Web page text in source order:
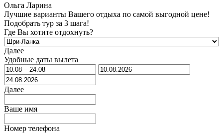
Ольга Ларина
Лучшие варианты Вашего отдыха по самой выгодной цене!
Подобрать тур за 3 шага!
Где Вы хотите отдохнуть?
Далее
Удобные даты вылета
Далее
Ваше имя
Номер телефона